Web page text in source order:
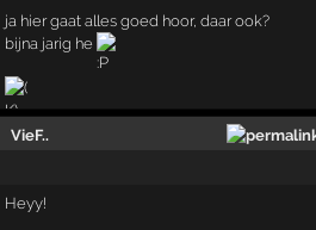
ja hier gaat alles goed hoor, daar ook?
bijna jarig he
VieF..
Heyy!